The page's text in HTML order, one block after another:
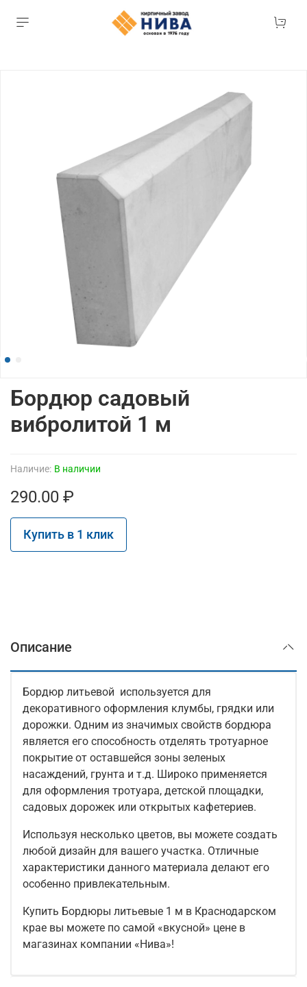
Наличие: В наличии
Бордюр садовый
вибролитой 1 м
290.00 ₽
Купить в 1 клик
Описание
Бордюр литьевой используется для
декоративного оформления клумбы, грядки или
дорожки. Одним из значимых свойств бордюра
является его способность отделять тротуарное
покрытие от оставшейся зоны зеленых
насаждений, грунта и т.д. Широко применяется
для оформления тротуара, детской площадки,
садовых дорожек или открытых кафетериев.
Используя несколько цветов, вы можете создать
любой дизайн для вашего участка. Отличные
характеристики данного материала делают его
особенно привлекательным.
Купить Бордюры литьевые 1 м в Краснодарском
крае вы можете по самой «вкусной» цене в
магазинах компании «Нива»!